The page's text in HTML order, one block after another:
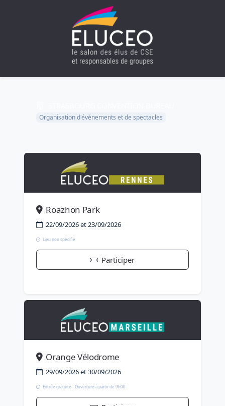
Organisation d'événements et de spectacles
Roazhon Park
22/09/2026 et 23/09/2026
Lieu non spécifié
Participer
Orange Vélodrome
29/09/2026 et 30/09/2026
Entrée gratuite - Ouverture à partir de 9h00